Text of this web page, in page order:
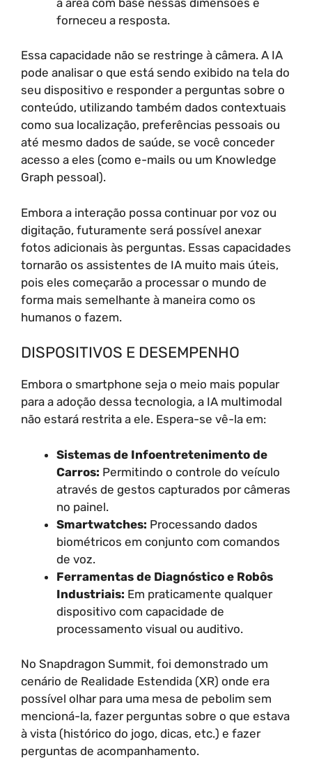
forneceu a resposta.
Essa capacidade não se restringe à câmera. A IA
pode analisar o que está sendo exibido na tela do
seu dispositivo e responder a perguntas sobre o
conteúdo, utilizando também dados contextuais
como sua localização, preferências pessoais ou
até mesmo dados de saúde, se você conceder
acesso a eles (como e-mails ou um Knowledge
Graph pessoal).
Embora a interação possa continuar por voz ou
digitação, futuramente será possível anexar
fotos adicionais às perguntas. Essas capacidades
tornarão os assistentes de IA muito mais úteis,
pois eles começarão a processar o mundo de
forma mais semelhante à maneira como os
humanos o fazem.
DISPOSITIVOS E DESEMPENHO
Embora o smartphone seja o meio mais popular
para a adoção dessa tecnologia, a IA multimodal
não estará restrita a ele. Espera-se vê-la em:
Sistemas de Infoentretenimento de
Carros: Permitindo o controle do veículo
através de gestos capturados por câmeras
no painel.
Smartwatches: Processando dados
biométricos em conjunto com comandos
de voz.
Ferramentas de Diagnóstico e Robôs
Industriais: Em praticamente qualquer
dispositivo com capacidade de
processamento visual ou auditivo.
No Snapdragon Summit, foi demonstrado um
cenário de Realidade Estendida (XR) onde era
possível olhar para uma mesa de pebolim sem
mencioná-la, fazer perguntas sobre o que estava
à vista (histórico do jogo, dicas, etc.) e fazer
perguntas de acompanhamento.